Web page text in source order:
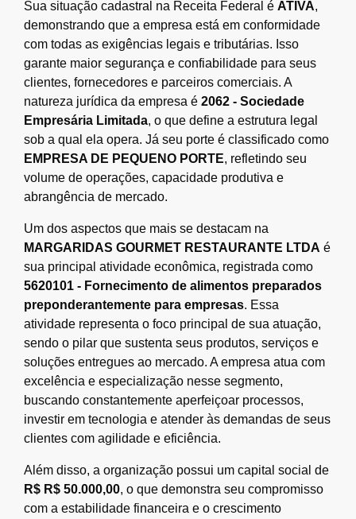
Sua situação cadastral na Receita Federal é ATIVA,
demonstrando que a empresa está em conformidade
com todas as exigências legais e tributárias. Isso
garante maior segurança e confiabilidade para seus
clientes, fornecedores e parceiros comerciais. A
natureza jurídica da empresa é 2062 - Sociedade
Empresária Limitada, o que define a estrutura legal
sob a qual ela opera. Já seu porte é classificado como
EMPRESA DE PEQUENO PORTE, refletindo seu
volume de operações, capacidade produtiva e
abrangência de mercado.
Um dos aspectos que mais se destacam na
MARGARIDAS GOURMET RESTAURANTE LTDA é
sua principal atividade econômica, registrada como
5620101 - Fornecimento de alimentos preparados
preponderantemente para empresas. Essa
atividade representa o foco principal de sua atuação,
sendo o pilar que sustenta seus produtos, serviços e
soluções entregues ao mercado. A empresa atua com
excelência e especialização nesse segmento,
buscando constantemente aperfeiçoar processos,
investir em tecnologia e atender às demandas de seus
clientes com agilidade e eficiência.
Além disso, a organização possui um capital social de
R$ R$ 50.000,00, o que demonstra seu compromisso
com a estabilidade financeira e o crescimento